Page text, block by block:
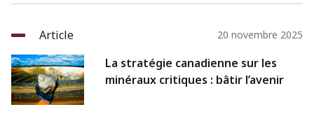
Article 20 novembre 2025
La stratégie canadienne sur les
minéraux critiques : bâtir l’avenir